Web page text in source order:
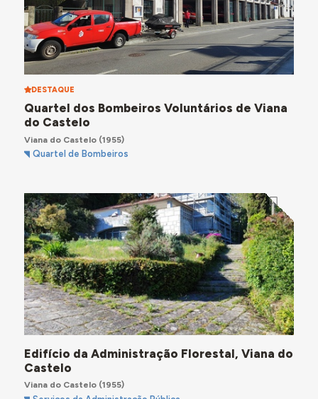
DESTAQUE
Quartel dos Bombeiros Voluntários de Viana
do Castelo
Viana do Castelo(1955)
Quartel de Bombeiros
Edifício da Administração Florestal, Viana do
Castelo
Viana do Castelo(1955)